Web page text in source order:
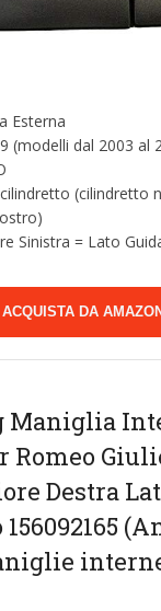
Esterna
(modelli dal 2003 al
(cilindretto
Sinistra = Lato
ACQUISTA DA AMAZON
Maniglia
Romeo
Destra
156092165